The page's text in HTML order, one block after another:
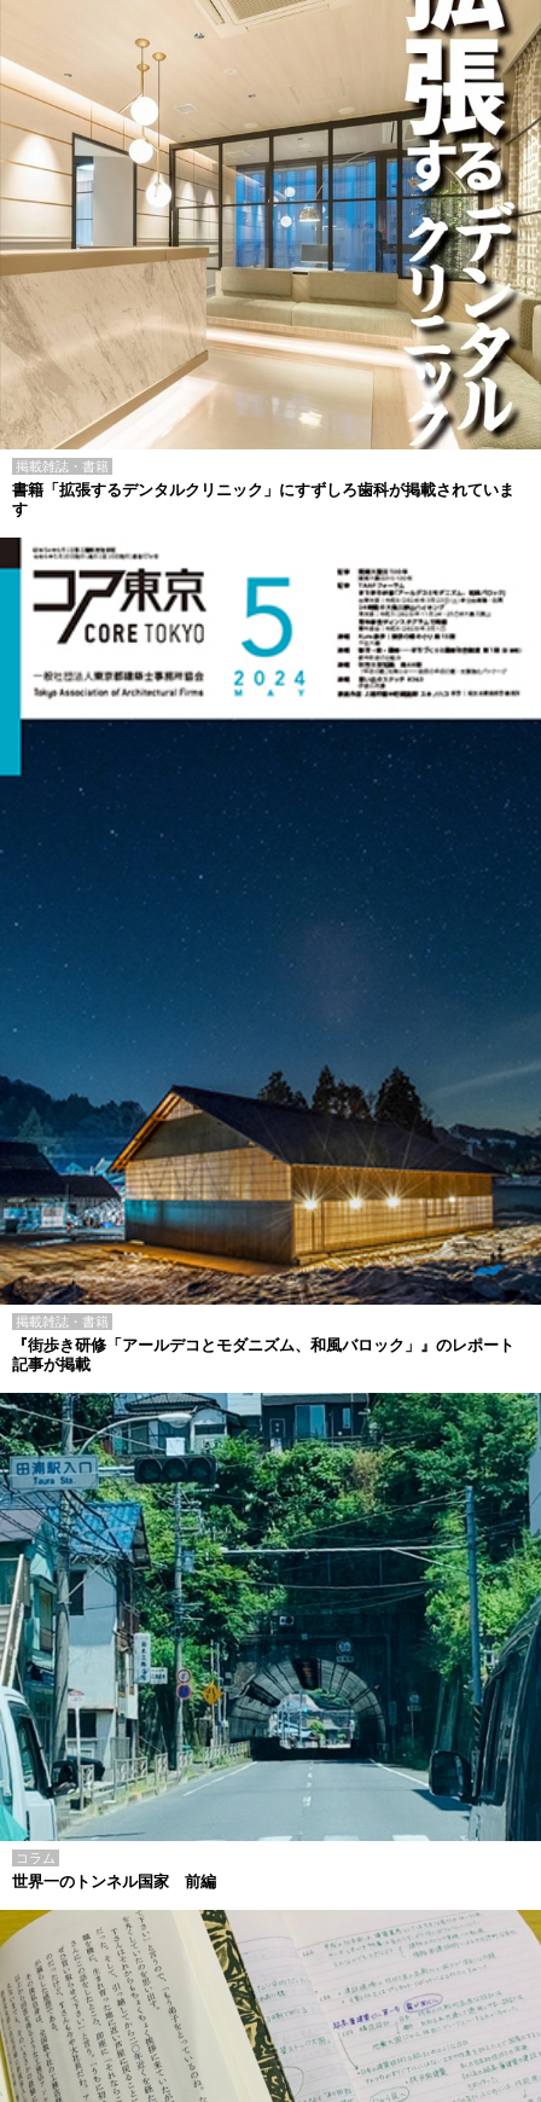
掲載雑誌・書籍
書籍「拡張するデンタルクリニック」にすずしろ歯科が掲載されていま
す
掲載雑誌・書籍
『街歩き研修「アールデコとモダニズム、和風バロック」』のレポート
記事が掲載
コラム
世界一のトンネル国家 前編